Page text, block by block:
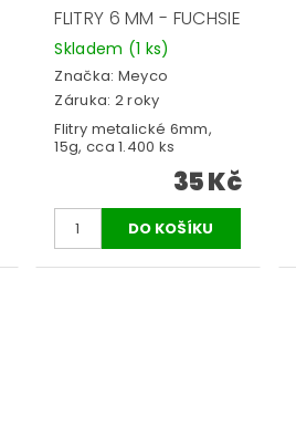
FLITRY 6 MM - FUCHSIE
Skladem (1 ks)
Značka: Meyco
Záruka: 2 roky
Flitry metalické 6mm,
15g, cca 1.400 ks
35 Kč